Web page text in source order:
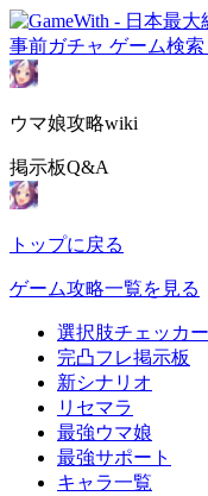
事前ガチャ ゲーム検索
ウマ娘攻略wiki
掲示板Q&A
トップに戻る
ゲーム攻略一覧を見る
選択肢チェッカー
完凸フレ掲示板
新シナリオ
リセマラ
最強ウマ娘
最強サポート
キャラ一覧